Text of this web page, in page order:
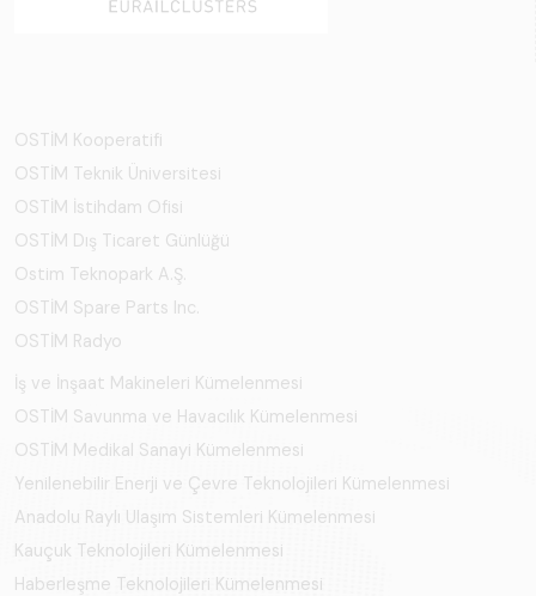
OSTİM Kooperatifi
OSTİM Teknik Üniversitesi
OSTİM İstihdam Ofisi
OSTİM Dış Ticaret Günlüğü
Ostim Teknopark A.Ş.
OSTİM Spare Parts Inc.
OSTİM Radyo
İş ve İnşaat Makineleri Kümelenmesi
OSTİM Savunma ve Havacılık Kümelenmesi
OSTİM Medikal Sanayi Kümelenmesi
Yenilenebilir Enerji ve Çevre Teknolojileri Kümelenmesi
Anadolu Raylı Ulaşım Sistemleri Kümelenmesi
Kauçuk Teknolojileri Kümelenmesi
Haberleşme Teknolojileri Kümelenmesi